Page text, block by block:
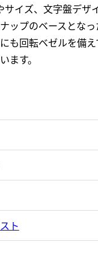
イズ、文字盤デザ
ップのベースとな
も回転ベゼルを備
す。
ト